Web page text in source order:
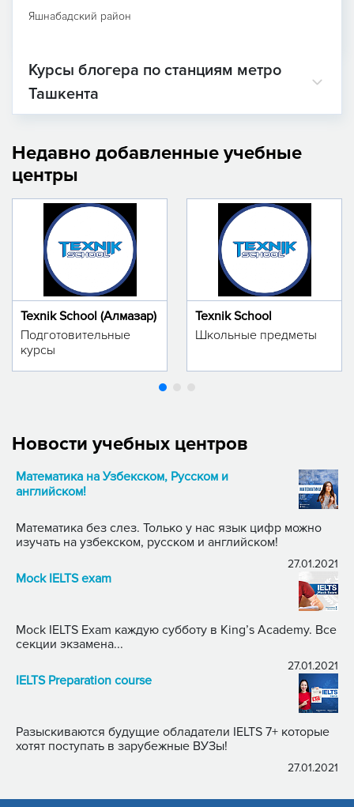
Яшнабадский район
Курсы блогера по станциям метро
Ташкента
Недавно добавленные учебные
центры
Texnik School (Алмазар)
Подготовительные
курсы
Texnik School
Школьные предметы
Новости учебных центров
Математика на Узбекском, Русском и
английском!
Математика без слез. Только у нас язык цифр можно
изучать на узбекском, русском и английском!
27.01.2021
Mock IELTS exam
Mock IELTS Exam каждую субботу в King’s Academy. Все
секции экзамена...
27.01.2021
IELTS Preparation course
Разыскиваются будущие обладатели IELTS 7+ которые
хотят поступать в зарубежные ВУЗы!
27.01.2021